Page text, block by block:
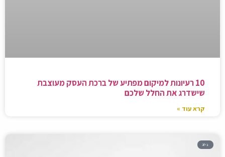
10 רעיונות למיקום מפתיע של ברכת העסק מעוצבת
שישדרג את החלל שלכם
קרא עוד »